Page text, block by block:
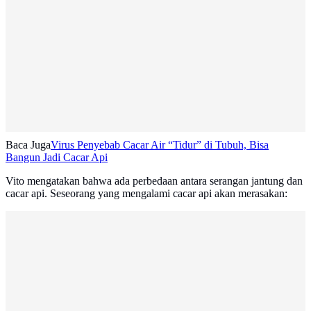
Baca JugaVirus Penyebab Cacar Air “Tidur” di Tubuh, Bisa
Bangun Jadi Cacar Api
Vito mengatakan bahwa ada perbedaan antara serangan jantung dan
cacar api. Seseorang yang mengalami cacar api akan merasakan: